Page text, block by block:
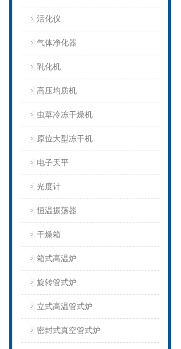
活化仪
气体净化器
乳化机
高压均质机
虫草冷冻干燥机
原位大型冻干机
电子天平
光度计
恒温振荡器
干燥箱
箱式高温炉
旋转管式炉
立式高温管式炉
密封式真空管式炉